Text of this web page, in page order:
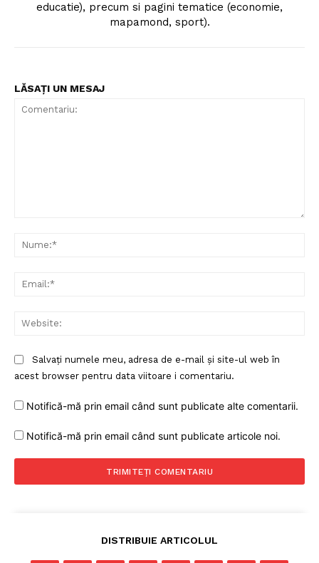
educatie), precum si pagini tematice (economie,
mapamond, sport).
LĂSAȚI UN MESAJ
Salvați numele meu, adresa de e-mail și site-ul web în
acest browser pentru data viitoare i comentariu.
Notifică-mă prin email când sunt publicate alte comentarii.
Notifică-mă prin email când sunt publicate articole noi.
DISTRIBUIE ARTICOLUL